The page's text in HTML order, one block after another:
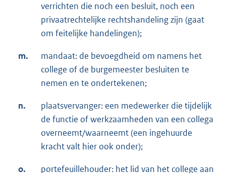
verrichten die noch een besluit, noch een
privaatrechtelijke rechtshandeling zijn (gaat
om feitelijke handelingen);
m.
mandaat: de bevoegdheid om namens het
college of de burgemeester besluiten te
nemen en te ondertekenen;
n.
plaatsvervanger: een medewerker die tijdelijk
de functie of werkzaamheden van een collega
overneemt/waarneemt (een ingehuurde
kracht valt hier ook onder);
o.
portefeuillehouder: het lid van het college aan